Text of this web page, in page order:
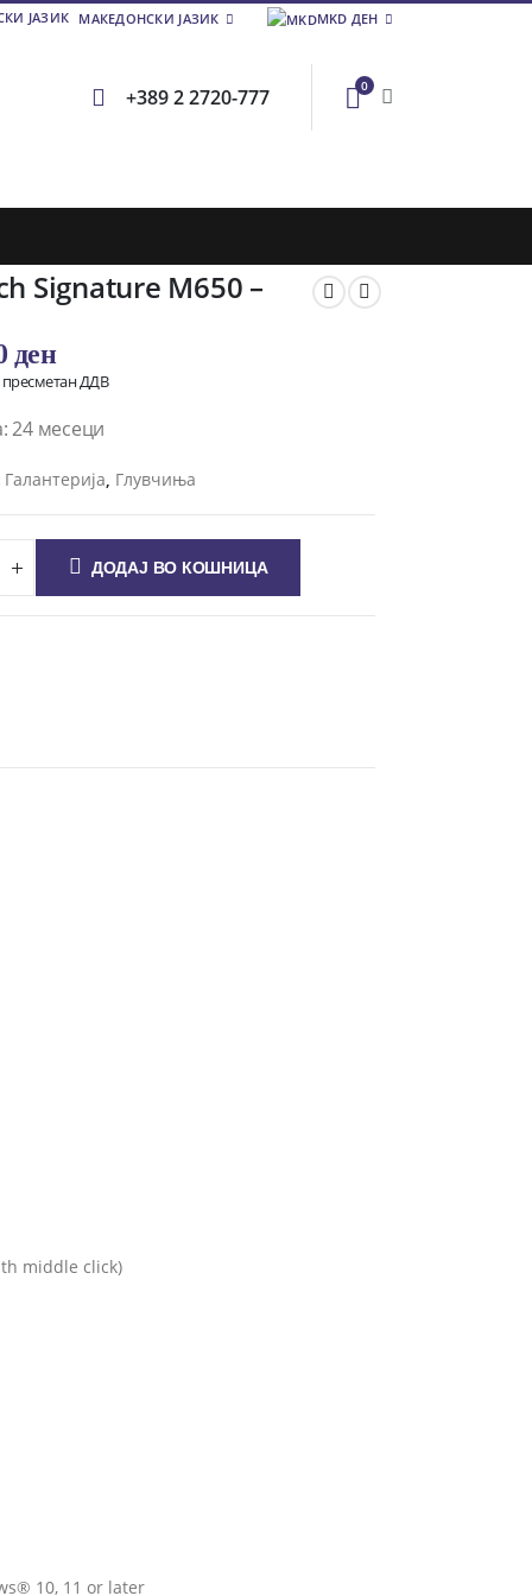
МАКЕДОНСКИ ЈАЗИК MKD ДЕН
+389 2 2720-777 0
Signature M650 –
ден
пресметан ДДВ
24 месеци
Галантерија, Глувчиња
ДОДАЈ ВО КОШНИЦА
middle click)
use and computing conditions.
on operating environment and computer set up
10, 11 or later